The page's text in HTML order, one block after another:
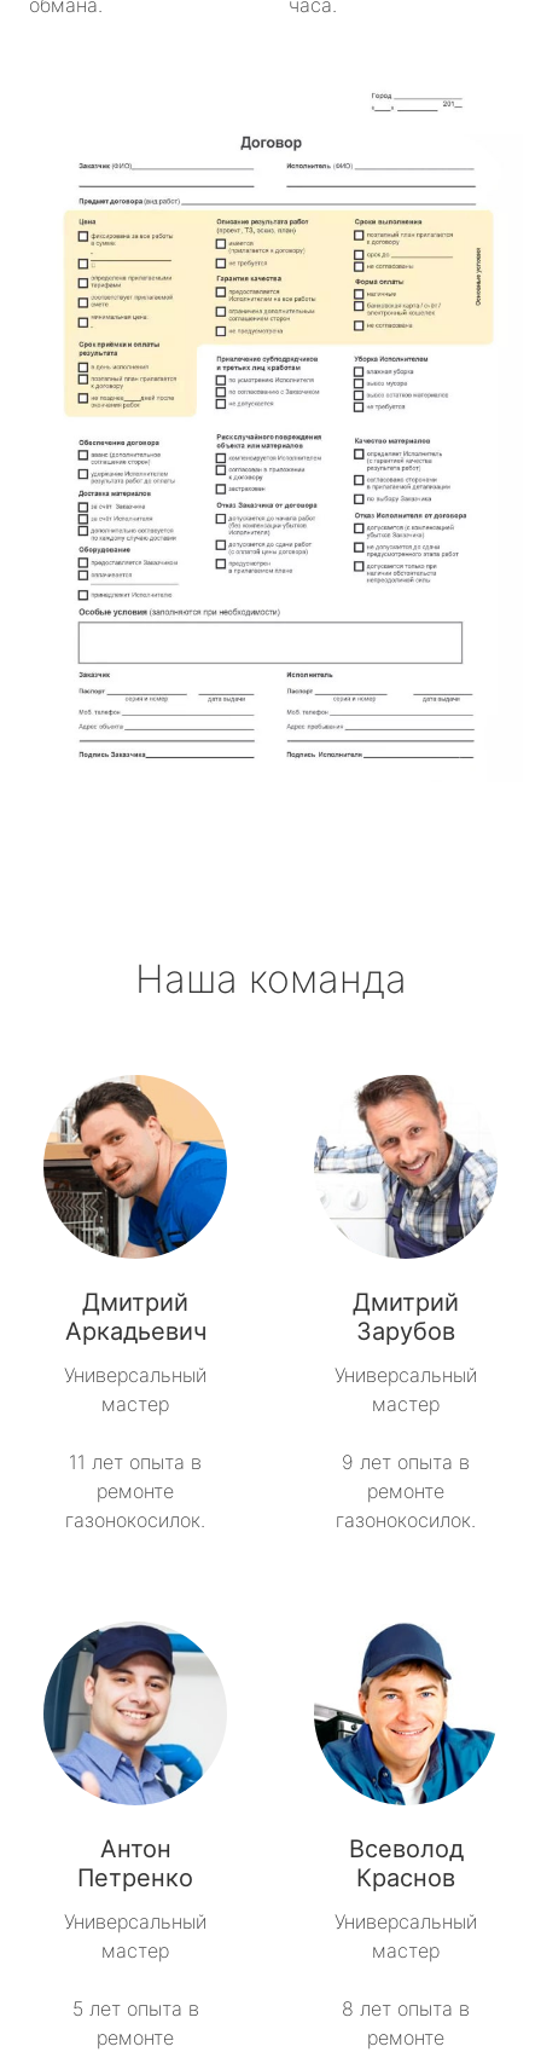
Наша команда
Дмитрий
Аркадьевич
Универсальный
мастер
11 лет опыта в
ремонте
газонокосилок.
Дмитрий
Зарубов
Универсальный
мастер
9 лет опыта в
ремонте
газонокосилок.
Антон
Петренко
Универсальный
мастер
5 лет опыта в
ремонте
Всеволод
Краснов
Универсальный
мастер
8 лет опыта в
ремонте